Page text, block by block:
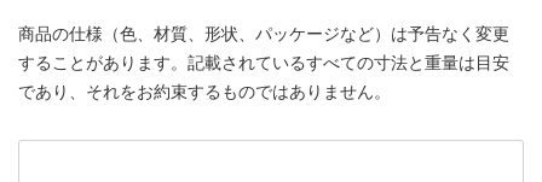
商品の仕様（色、材質、形状、パッケージなど）は予告なく変更
することがあります。記載されているすべての寸法と重量は目安
であり、それをお約束するものではありません。